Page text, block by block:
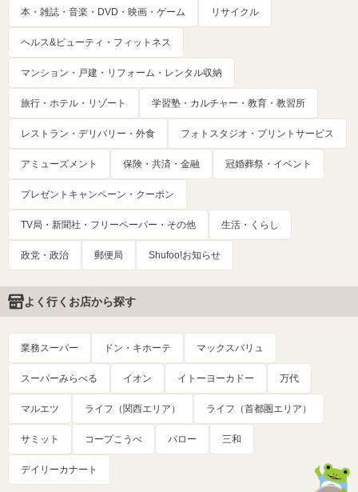
本・雑誌・音楽・DVD・映画・ゲーム リサイクル
ヘルス&ビューティ・フィットネス
マンション・戸建・リフォーム・レンタル収納
旅行・ホテル・リゾート 学習塾・カルチャー・教育・教習所
レストラン・デリバリー・外食 フォトスタジオ・プリントサービス
アミューズメント 保険・共済・金融 冠婚葬祭・イベント
プレゼントキャンペーン・クーポン
TV局・新聞社・フリーペーパー・その他 生活・くらし
政党・政治 郵便局 Shufoo!お知らせ
よく行くお店から探す
業務スーパー ドン・キホーテ マックスバリュ
スーパーみらべる イオン イトーヨーカドー 万代
マルエツ ライフ（関西エリア） ライフ（首都圏エリア）
サミット コープこうべ バロー 三和
デイリーカナート